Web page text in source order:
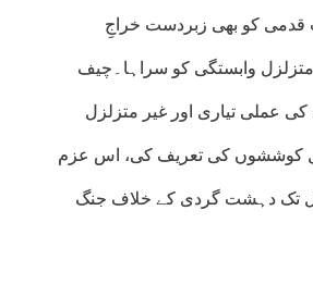
قدمی کو بھی زبردست خراجِ
وابستگی کو سراہا۔چیف
کی عملی تیاری اور غیر متزلزل
کوششوں کی تعریف کی، اس عزم
تک دہشت گردی کے خلاف جنگ